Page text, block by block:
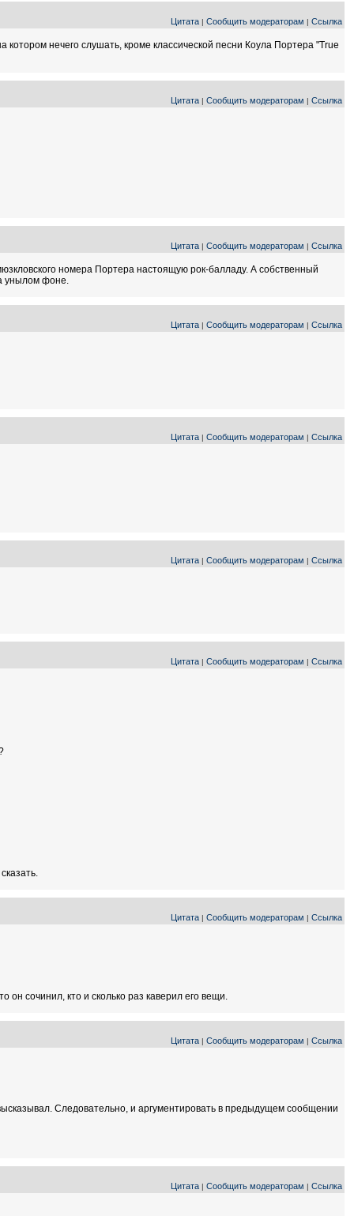
Цитата | Сообщить модераторам | Ссылка
нечего слушать, кроме классической песни Коула Портера "True
Цитата | Сообщить модераторам | Ссылка
Цитата | Сообщить модераторам | Ссылка
номера Портера настоящую рок-балладу. А собственный
унылом фоне.
Цитата | Сообщить модераторам | Ссылка
Цитата | Сообщить модераторам | Ссылка
Цитата | Сообщить модераторам | Ссылка
Цитата | Сообщить модераторам | Ссылка
Цитата | Сообщить модераторам | Ссылка
он сочинил, кто и сколько раз каверил его вещи.
Цитата | Сообщить модераторам | Ссылка
Следовательно, и аргументировать в предыдущем сообщении
Цитата | Сообщить модераторам | Ссылка